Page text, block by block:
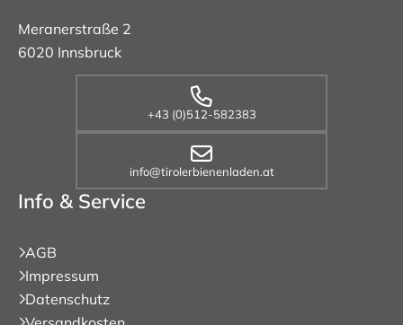
Meranerstraße 2
6020 Innsbruck
+43 (0)512-582383
info@tirolerbienenladen.at
Info & Service
AGB
Impressum
Datenschutz